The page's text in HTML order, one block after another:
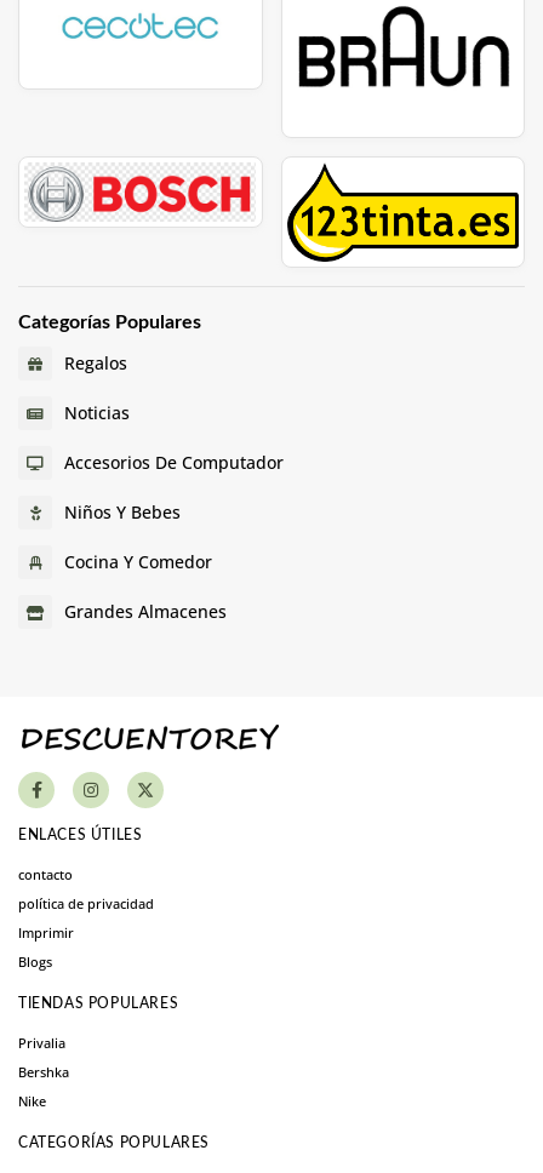
Categorías Populares
Regalos
Noticias
Accesorios De Computador
Niños Y Bebes
Cocina Y Comedor
Grandes Almacenes
ENLACES ÚTILES
contacto
política de privacidad
Imprimir
Blogs
TIENDAS POPULARES
Privalia
Bershka
Nike
CATEGORÍAS POPULARES